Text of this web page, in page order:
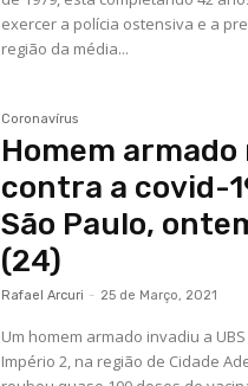
exercer a polícia ostensiva e a
região da média...
Coronavírus
Homem
contra a covid-
São Paulo,
(24)
Rafael Arcuri - 25 de Março, 2021
Um homem armado invadiu a
Império 2, na região de Cidade